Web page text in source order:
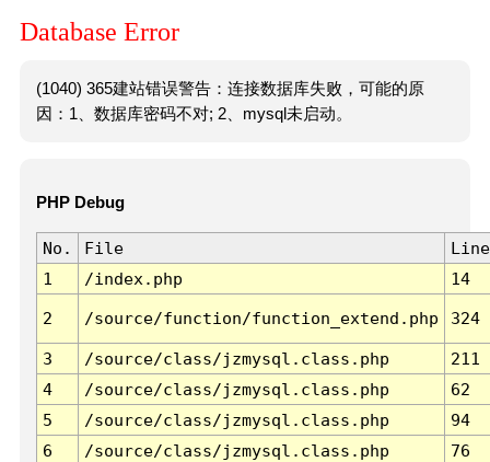
Database Error
(1040) 365建站错误警告：连接数据库失败，可能的原
因：1、数据库密码不对; 2、mysql未启动。
PHP Debug
No. File
Line
1
/index.php 14
2 /source/function/function_extend.php 324
3 /source/class/jzmysql.class.php
211
4
/source/class/jzmysql.class.php
62
5
/source/class/jzmysql.class.php
94
6
/source/class/jzmysql.class.php 76